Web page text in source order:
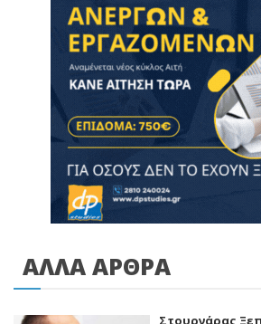
ΑΛΛΑ ΑΡΘΡΑ
Στουρνάρας